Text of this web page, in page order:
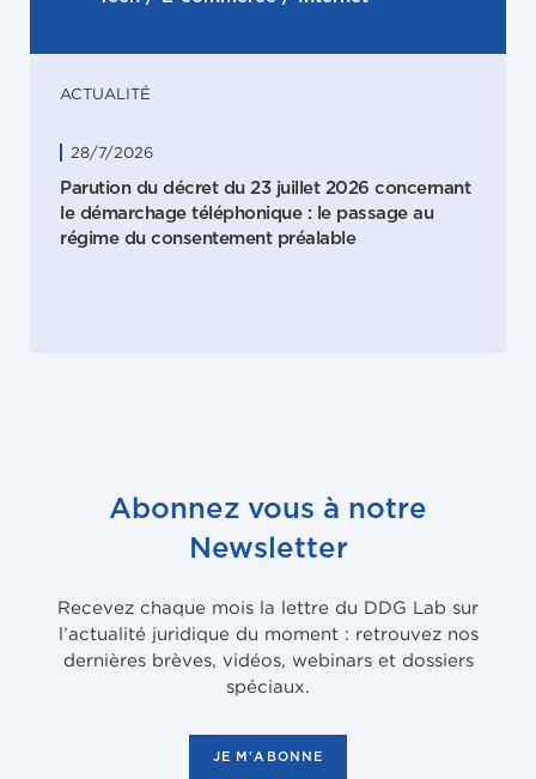
ACTUALITÉ
28/7/2026
Parution du décret du 23 juillet 2026 concernant
le démarchage téléphonique : le passage au
régime du consentement préalable
Abonnez vous à notre
Newsletter
Recevez chaque mois la lettre du DDG Lab sur
l’actualité juridique du moment : retrouvez nos
dernières brèves, vidéos, webinars et dossiers
spéciaux.
JE M'ABONNE